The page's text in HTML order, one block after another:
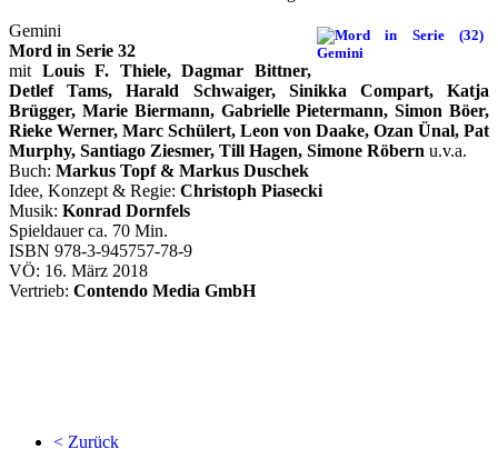
Gemini
Mord in Serie 32
mit Louis F. Thiele, Dagmar Bittner,
Detlef Tams, Harald Schwaiger, Sinikka Compart, Katja
Brügger, Marie Biermann, Gabrielle Pietermann, Simon Böer,
Rieke Werner, Marc Schülert, Leon von Daake, Ozan Ünal, Pat
Murphy, Santiago Ziesmer, Till Hagen, Simone Röbern u.v.a.
Buch: Markus Topf & Markus Duschek
Idee, Konzept & Regie: Christoph Piasecki
Musik: Konrad Dornfels
Spieldauer ca. 70 Min.
ISBN 978-3-945757-78-9
VÖ: 16. März 2018
Vertrieb: Contendo Media GmbH
< Zurück